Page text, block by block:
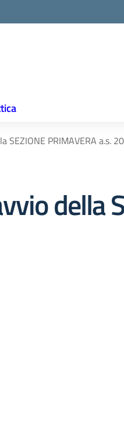
SEZIONE PRIMAVERA a.s.
della